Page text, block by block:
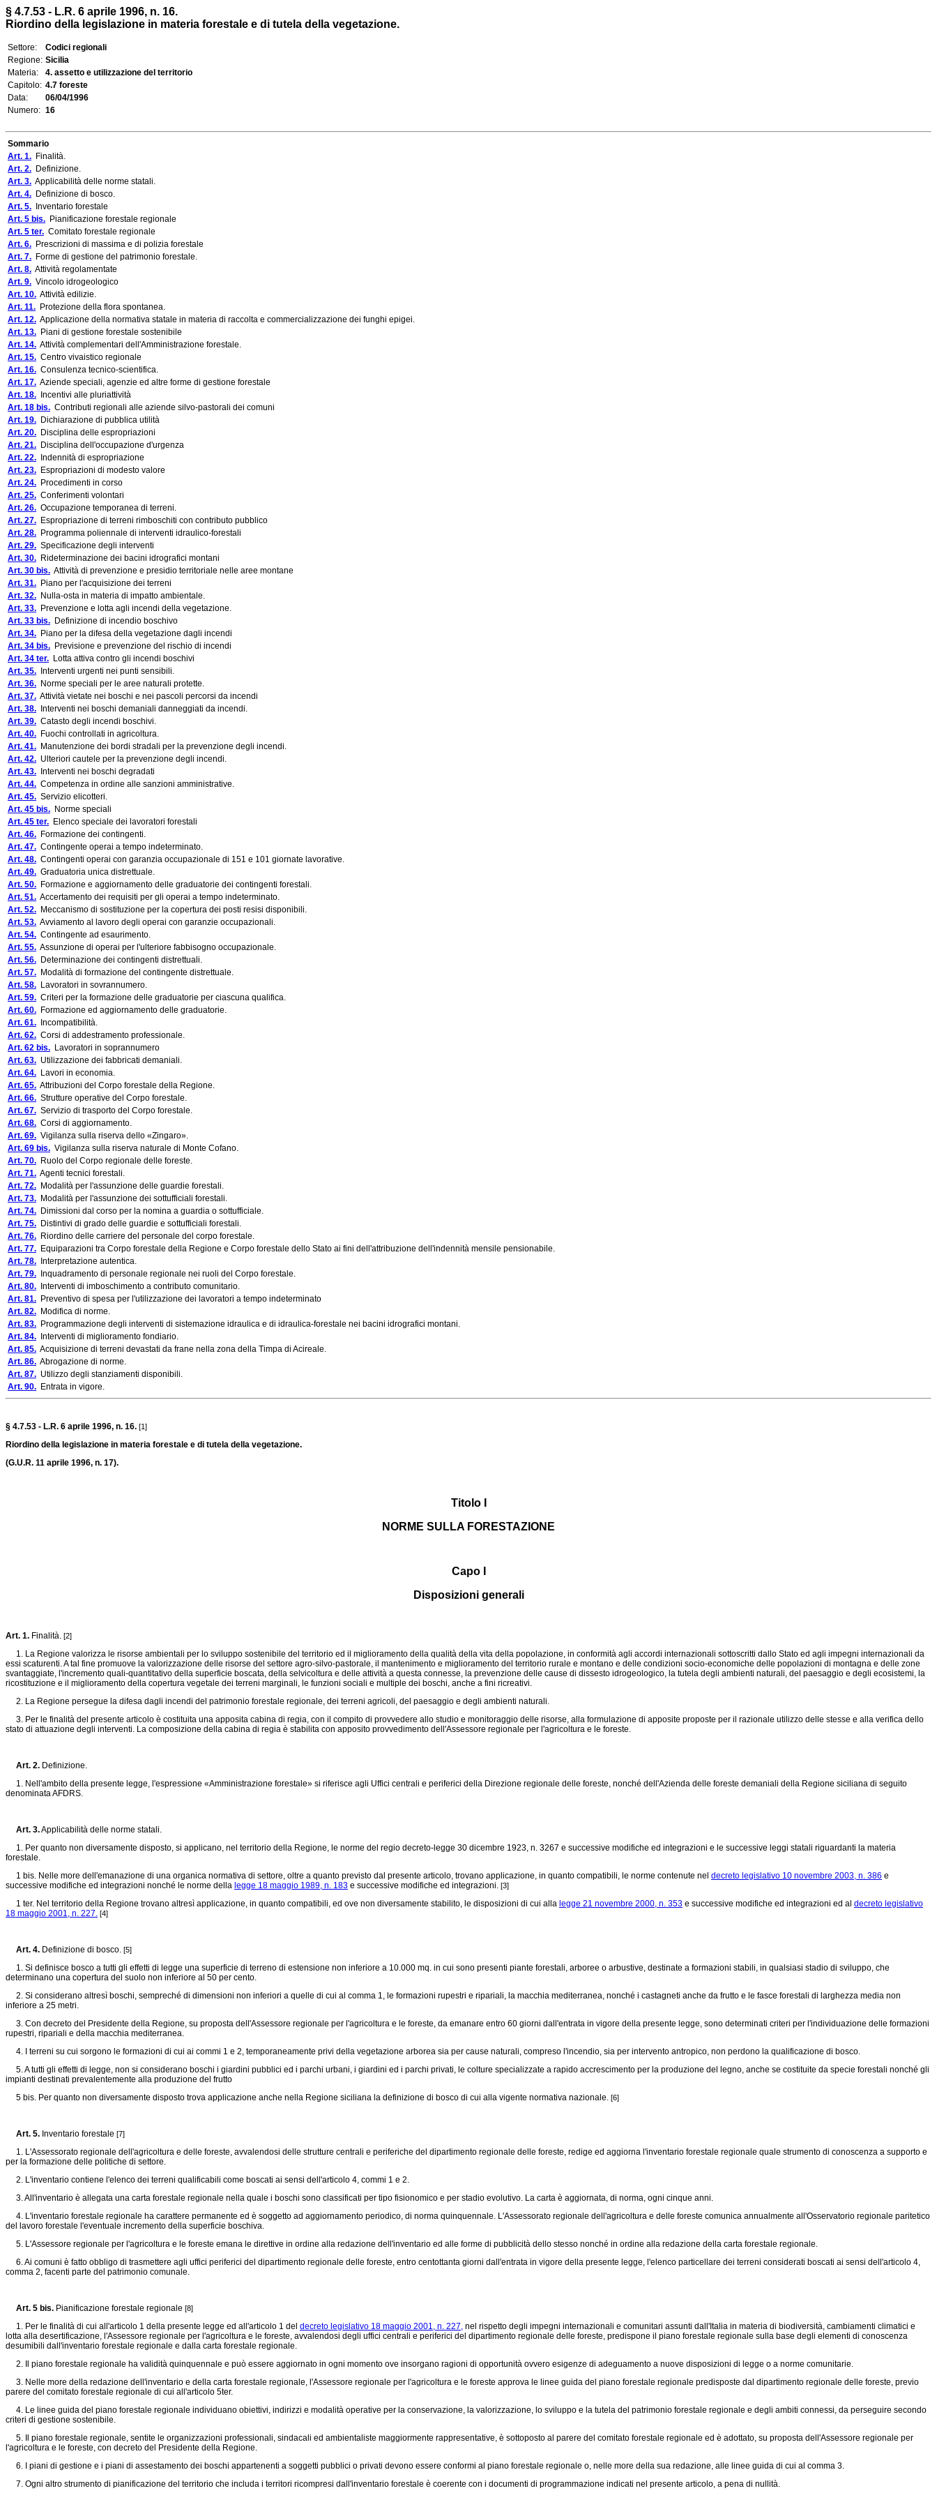
§ 4.7.53 - L.R. 6 aprile 1996, n. 16.
Riordino della legislazione in materia forestale e di tutela della vegetazione.
Settore:
Codici regionali
Regione: Sicilia
Materia:
4. assetto e utilizzazione del territorio
Capitolo: 4.7 foreste
Data:
06/04/1996
Numero: 16
Sommario
Art. 1. Finalità.
Art. 2. Definizione.
Art. 3. Applicabilità delle norme statali.
Art. 4. Definizione di bosco.
Art. 5. Inventario forestale
Art. 5 bis. Pianificazione forestale regionale
Art. 5 ter. Comitato forestale regionale
Art. 6. Prescrizioni di massima e di polizia forestale
Art. 7. Forme di gestione del patrimonio forestale.
Art. 8. Attività regolamentate
Art. 9. Vincolo idrogeologico
Art. 10. Attività edilizie.
Art. 11. Protezione della flora spontanea.
Art. 12. Applicazione della normativa statale in materia di raccolta e commercializzazione dei funghi epigei.
Art. 13. Piani di gestione forestale sostenibile
Art. 14. Attività complementari dell'Amministrazione forestale.
Art. 15. Centro vivaistico regionale
Art. 16. Consulenza tecnico-scientifica.
Art. 17. Aziende speciali, agenzie ed altre forme di gestione forestale
Art. 18. Incentivi alle pluriattività
Art. 18 bis. Contributi regionali alle aziende silvo-pastorali dei comuni
Art. 19. Dichiarazione di pubblica utilità
Art. 20. Disciplina delle espropriazioni
Art. 21. Disciplina dell'occupazione d'urgenza
Art. 22. Indennità di espropriazione
Art. 23. Espropriazioni di modesto valore
Art. 24. Procedimenti in corso
Art. 25. Conferimenti volontari
Art. 26. Occupazione temporanea di terreni.
Art. 27. Espropriazione di terreni rimboschiti con contributo pubblico
Art. 28. Programma poliennale di interventi idraulico-forestali
Art. 29. Specificazione degli interventi
Art. 30. Rideterminazione dei bacini idrografici montani
Art. 30 bis. Attività di prevenzione e presidio territoriale nelle aree montane
Art. 31. Piano per l'acquisizione dei terreni
Art. 32. Nulla-osta in materia di impatto ambientale.
Art. 33. Prevenzione e lotta agli incendi della vegetazione.
Art. 33 bis. Definizione di incendio boschivo
Art. 34. Piano per la difesa della vegetazione dagli incendi
Art. 34 bis. Previsione e prevenzione del rischio di incendi
Art. 34 ter. Lotta attiva contro gli incendi boschivi
Art. 35. Interventi urgenti nei punti sensibili.
Art. 36. Norme speciali per le aree naturali protette.
Art. 37. Attività vietate nei boschi e nei pascoli percorsi da incendi
Art. 38. Interventi nei boschi demaniali danneggiati da incendi.
Art. 39. Catasto degli incendi boschivi.
Art. 40. Fuochi controllati in agricoltura.
Art. 41. Manutenzione dei bordi stradali per la prevenzione degli incendi.
Art. 42. Ulteriori cautele per la prevenzione degli incendi.
Art. 43. Interventi nei boschi degradati
Art. 44. Competenza in ordine alle sanzioni amministrative.
Art. 45. Servizio elicotteri.
Art. 45 bis. Norme speciali
Art. 45 ter. Elenco speciale dei lavoratori forestali
Art. 46. Formazione dei contingenti.
Art. 47. Contingente operai a tempo indeterminato.
Art. 48. Contingenti operai con garanzia occupazionale di 151 e 101 giornate lavorative.
Art. 49. Graduatoria unica distrettuale.
Art. 50. Formazione e aggiornamento delle graduatorie dei contingenti forestali.
Art. 51. Accertamento dei requisiti per gli operai a tempo indeterminato.
Art. 52. Meccanismo di sostituzione per la copertura dei posti resisi disponibili.
Art. 53. Avviamento al lavoro degli operai con garanzie occupazionali.
Art. 54. Contingente ad esaurimento.
Art. 55. Assunzione di operai per l'ulteriore fabbisogno occupazionale.
Art. 56. Determinazione dei contingenti distrettuali.
Art. 57. Modalità di formazione del contingente distrettuale.
Art. 58. Lavoratori in sovrannumero.
Art. 59. Criteri per la formazione delle graduatorie per ciascuna qualifica.
Art. 60. Formazione ed aggiornamento delle graduatorie.
Art. 61. Incompatibilità.
Art. 62. Corsi di addestramento professionale.
Art. 62 bis. Lavoratori in soprannumero
Art. 63. Utilizzazione dei fabbricati demaniali.
Art. 64. Lavori in economia.
Art. 65. Attribuzioni del Corpo forestale della Regione.
Art. 66. Strutture operative del Corpo forestale.
Art. 67. Servizio di trasporto del Corpo forestale.
Art. 68. Corsi di aggiornamento.
Art. 69. Vigilanza sulla riserva dello «Zingaro».
Art. 69 bis. Vigilanza sulla riserva naturale di Monte Cofano.
Art. 70. Ruolo del Corpo regionale delle foreste.
Art. 71. Agenti tecnici forestali.
Art. 72. Modalità per l'assunzione delle guardie forestali.
Art. 73. Modalità per l'assunzione dei sottufficiali forestali.
Art. 74. Dimissioni dal corso per la nomina a guardia o sottufficiale.
Art. 75. Distintivi di grado delle guardie e sottufficiali forestali.
Art. 76. Riordino delle carriere del personale del corpo forestale.
Art. 77. Equiparazioni tra Corpo forestale della Regione e Corpo forestale dello Stato ai fini dell'attribuzione dell'indennità mensile pensionabile.
Art. 78. Interpretazione autentica.
Art. 79. Inquadramento di personale regionale nei ruoli del Corpo forestale.
Art. 80. Interventi di imboschimento a contributo comunitario.
Art. 81. Preventivo di spesa per l'utilizzazione dei lavoratori a tempo indeterminato
Art. 82. Modifica di norme.
Art. 83. Programmazione degli interventi di sistemazione idraulica e di idraulica-forestale nei bacini idrografici montani.
Art. 84. Interventi di miglioramento fondiario.
Art. 85. Acquisizione di terreni devastati da frane nella zona della Timpa di Acireale.
Art. 86. Abrogazione di norme.
Art. 87. Utilizzo degli stanziamenti disponibili.
Art. 90. Entrata in vigore.
§ 4.7.53 - L.R. 6 aprile 1996, n. 16. [1]
Riordino della legislazione in materia forestale e di tutela della vegetazione.
(G.U.R. 11 aprile 1996, n. 17).
Titolo I
NORME SULLA FORESTAZIONE
Capo I
Disposizioni generali
Art. 1. Finalità. [2]
1. La Regione valorizza le risorse ambientali per lo sviluppo sostenibile del territorio ed il miglioramento della qualità della vita della popolazione, in conformità agli accordi internazionali sottoscritti dallo Stato ed agli impegni internazionali da
essi scaturenti. A tal fine promuove la valorizzazione delle risorse del settore agro-silvo-pastorale, il mantenimento e miglioramento del territorio rurale e montano e delle condizioni socio-economiche delle popolazioni di montagna e delle zone
svantaggiate, l'incremento quali-quantitativo della superficie boscata, della selvicoltura e delle attività a questa connesse, la prevenzione delle cause di dissesto idrogeologico, la tutela degli ambienti naturali, del paesaggio e degli ecosistemi, la
ricostituzione e il miglioramento della copertura vegetale dei terreni marginali, le funzioni sociali e multiple dei boschi, anche a fini ricreativi.
2. La Regione persegue la difesa dagli incendi del patrimonio forestale regionale, dei terreni agricoli, del paesaggio e degli ambienti naturali.
3. Per le finalità del presente articolo è costituita una apposita cabina di regia, con il compito di provvedere allo studio e monitoraggio delle risorse, alla formulazione di apposite proposte per il razionale utilizzo delle stesse e alla verifica dello
stato di attuazione degli interventi. La composizione della cabina di regia è stabilita con apposito provvedimento dell'Assessore regionale per l'agricoltura e le foreste.
Art. 2. Definizione.
1. Nell'ambito della presente legge, l'espressione «Amministrazione forestale» si riferisce agli Uffici centrali e periferici della Direzione regionale delle foreste, nonché dell'Azienda delle foreste demaniali della Regione siciliana di seguito
denominata AFDRS.
Art. 3.Applicabilità delle norme statali.
1. Per quanto non diversamente disposto, si applicano, nel territorio della Regione, le norme del regio decreto-legge 30 dicembre 1923, n. 3267 e successive modifiche ed integrazioni e le successive leggi statali riguardanti la materia
forestale.
1 bis. Nelle more dell'emanazione di una organica normativa di settore, oltre a quanto previsto dal presente articolo, trovano applicazione, in quanto compatibili, le norme contenute nel decreto legislativo 10 novembre 2003, n. 386 e
successive modifiche ed integrazioni nonché le norme della legge 18 maggio 1989, n. 183 e successive modifiche ed integrazioni. [3]
1 ter. Nel territorio della Regione trovano altresì applicazione, in quanto compatibili, ed ove non diversamente stabilito, le disposizioni di cui alla legge 21 novembre 2000, n. 353 e successive modifiche ed integrazioni ed al decreto legislativo
18 maggio 2001, n. 227. [4]
Art. 4. Definizione di bosco. [5]
1. Si definisce bosco a tutti gli effetti di legge una superficie di terreno di estensione non inferiore a 10.000 mq. in cui sono presenti piante forestali, arboree o arbustive, destinate a formazioni stabili, in qualsiasi stadio di sviluppo, che
determinano una copertura del suolo non inferiore al 50 per cento.
2. Si considerano altresì boschi, sempreché di dimensioni non inferiori a quelle di cui al comma 1, le formazioni rupestri e ripariali, la macchia mediterranea, nonché i castagneti anche da frutto e le fasce forestali di larghezza media non
inferiore a 25 metri.
3. Con decreto del Presidente della Regione, su proposta dell'Assessore regionale per l'agricoltura e le foreste, da emanare entro 60 giorni dall'entrata in vigore della presente legge, sono determinati criteri per l'individuazione delle formazioni
rupestri, ripariali e della macchia mediterranea.
4. I terreni su cui sorgono le formazioni di cui ai commi 1 e 2, temporaneamente privi della vegetazione arborea sia per cause naturali, compreso l'incendio, sia per intervento antropico, non perdono la qualificazione di bosco.
5. A tutti gli effetti di legge, non si considerano boschi i giardini pubblici ed i parchi urbani, i giardini ed i parchi privati, le colture specializzate a rapido accrescimento per la produzione del legno, anche se costituite da specie forestali nonché gli
impianti destinati prevalentemente alla produzione del frutto
5 bis. Per quanto non diversamente disposto trova applicazione anche nella Regione siciliana la definizione di bosco di cui alla vigente normativa nazionale. [6]
Art. 5. Inventario forestale [7]
1. L'Assessorato regionale dell'agricoltura e delle foreste, avvalendosi delle strutture centrali e periferiche del dipartimento regionale delle foreste, redige ed aggiorna l'inventario forestale regionale quale strumento di conoscenza a supporto e
per la formazione delle politiche di settore.
2. L'inventario contiene l'elenco dei terreni qualificabili come boscati ai sensi dell'articolo 4, commi 1 e 2.
3. All'inventario è allegata una carta forestale regionale nella quale i boschi sono classificati per tipo fisionomico e per stadio evolutivo. La carta è aggiornata, di norma, ogni cinque anni.
4. L'inventario forestale regionale ha carattere permanente ed è soggetto ad aggiornamento periodico, di norma quinquennale. L'Assessorato regionale dell'agricoltura e delle foreste comunica annualmente all'Osservatorio regionale paritetico
del lavoro forestale l'eventuale incremento della superficie boschiva.
5. L'Assessore regionale per l'agricoltura e le foreste emana le direttive in ordine alla redazione dell'inventario ed alle forme di pubblicità dello stesso nonché in ordine alla redazione della carta forestale regionale.
6. Ai comuni è fatto obbligo di trasmettere agli uffici periferici del dipartimento regionale delle foreste, entro centottanta giorni dall'entrata in vigore della presente legge, l'elenco particellare dei terreni considerati boscati ai sensi dell'articolo 4,
comma 2, facenti parte del patrimonio comunale.
Art. 5 bis. Pianificazione forestale regionale [8]
1. Per le finalità di cui all'articolo 1 della presente legge ed all'articolo 1 del decreto legislativo 18 maggio 2001, n. 227, nel rispetto degli impegni internazionali e comunitari assunti dall'Italia in materia di biodiversità, cambiamenti climatici e
lotta alla desertificazione, l'Assessore regionale per l'agricoltura e le foreste, avvalendosi degli uffici centrali e periferici del dipartimento regionale delle foreste, predispone il piano forestale regionale sulla base degli elementi di conoscenza
desumibili dall'inventario forestale regionale e dalla carta forestale regionale.
2. Il piano forestale regionale ha validità quinquennale e può essere aggiornato in ogni momento ove insorgano ragioni di opportunità ovvero esigenze di adeguamento a nuove disposizioni di legge o a norme comunitarie.
3. Nelle more della redazione dell'inventario e della carta forestale regionale, l'Assessore regionale per l'agricoltura e le foreste approva le linee guida del piano forestale regionale predisposte dal dipartimento regionale delle foreste, previo
parere del comitato forestale regionale di cui all'articolo 5ter.
4. Le linee guida del piano forestale regionale individuano obiettivi, indirizzi e modalità operative per la conservazione, la valorizzazione, lo sviluppo e la tutela del patrimonio forestale regionale e degli ambiti connessi, da perseguire secondo
criteri di gestione sostenibile.
5. Il piano forestale regionale, sentite le organizzazioni professionali, sindacali ed ambientaliste maggiormente rappresentative, è sottoposto al parere del comitato forestale regionale ed è adottato, su proposta dell'Assessore regionale per
l'agricoltura e le foreste, con decreto del Presidente della Regione.
6. I piani di gestione e i piani di assestamento dei boschi appartenenti a soggetti pubblici o privati devono essere conformi al piano forestale regionale o, nelle more della sua redazione, alle linee guida di cui al comma 3.
7. Ogni altro strumento di pianificazione del territorio che includa i territori ricompresi dall'inventario forestale è coerente con i documenti di programmazione indicati nel presente articolo, a pena di nullità.